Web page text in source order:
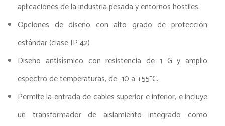
aplicaciones de la industria pesada y entornos hostiles.
Opciones de diseño con alto grado de protección
estándar (clase IP 42)
Diseño antisísmico con resistencia de 1 G y amplio
espectro de temperaturas, de -10 a +55°C.
Permite la entrada de cables superior e inferior, e incluye
un transformador de aislamiento integrado como